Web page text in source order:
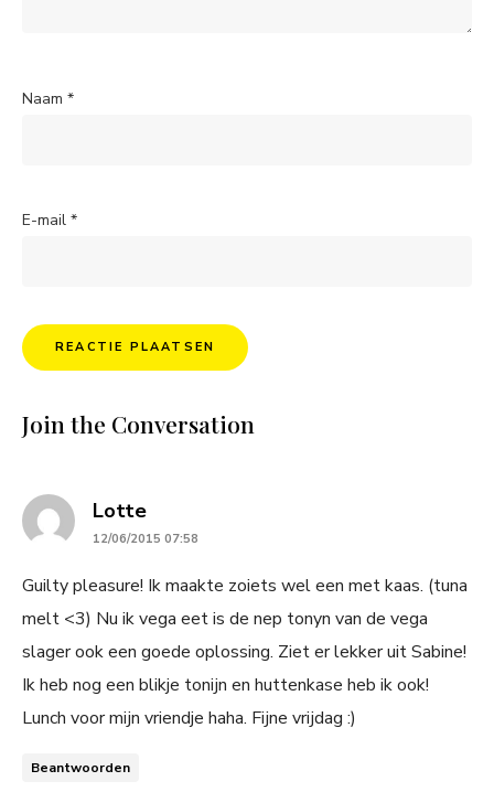
Naam *
E-mail *
Join the Conversation
Lottesays:
12/06/2015 07:58
Guilty pleasure! Ik maakte zoiets wel een met kaas. (tuna
melt <3) Nu ik vega eet is de nep tonyn van de vega
slager ook een goede oplossing. Ziet er lekker uit Sabine!
Ik heb nog een blikje tonijn en huttenkase heb ik ook!
Lunch voor mijn vriendje haha. Fijne vrijdag :)
Beantwoorden